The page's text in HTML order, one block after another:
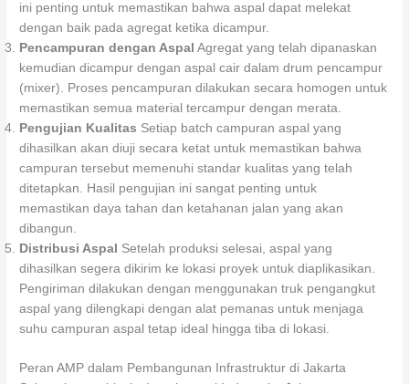
ini penting untuk memastikan bahwa aspal dapat melekat
dengan baik pada agregat ketika dicampur.
Pencampuran dengan Aspal Agregat yang telah dipanaskan
kemudian dicampur dengan aspal cair dalam drum pencampur
(mixer). Proses pencampuran dilakukan secara homogen untuk
memastikan semua material tercampur dengan merata.
Pengujian Kualitas Setiap batch campuran aspal yang
dihasilkan akan diuji secara ketat untuk memastikan bahwa
campuran tersebut memenuhi standar kualitas yang telah
ditetapkan. Hasil pengujian ini sangat penting untuk
memastikan daya tahan dan ketahanan jalan yang akan
dibangun.
Distribusi Aspal Setelah produksi selesai, aspal yang
dihasilkan segera dikirim ke lokasi proyek untuk diaplikasikan.
Pengiriman dilakukan dengan menggunakan truk pengangkut
aspal yang dilengkapi dengan alat pemanas untuk menjaga
suhu campuran aspal tetap ideal hingga tiba di lokasi.
Peran AMP dalam Pembangunan Infrastruktur di Jakarta